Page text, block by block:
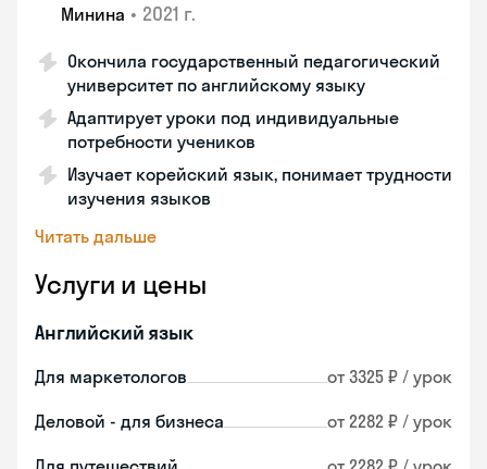
Минина • 2021 г.
Окончила государственный педагогический
университет по английскому языку
Адаптирует уроки под индивидуальные
потребности учеников
Изучает корейский язык, понимает трудности
изучения языков
Читать дальше
Услуги и цены
Английский язык
Для маркетологов от 3325 ₽ / урок
Деловой - для бизнеса от 2282 ₽ / урок